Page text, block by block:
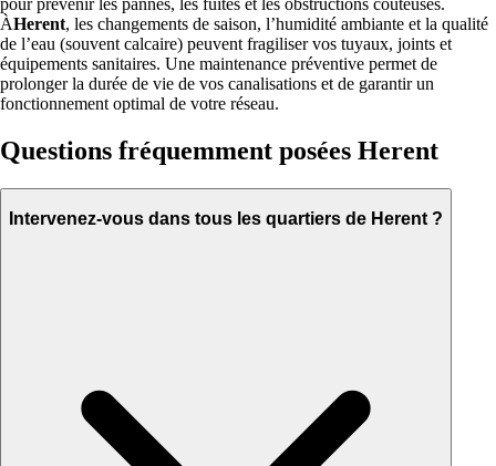
pour prévenir les pannes, les fuites et les obstructions coûteuses.
ÀHerent, les changements de saison, l’humidité ambiante et la qualité
de l’eau (souvent calcaire) peuvent fragiliser vos tuyaux, joints et
équipements sanitaires. Une maintenance préventive permet de
prolonger la durée de vie de vos canalisations et de garantir un
fonctionnement optimal de votre réseau.
Questions fréquemment posées Herent
Intervenez-vous dans tous les quartiers de Herent ?